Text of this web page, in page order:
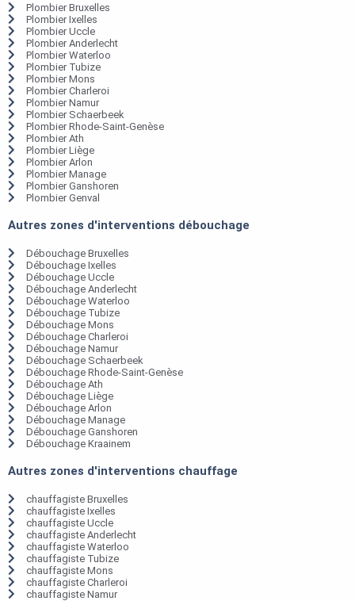
Plombier Bruxelles
Plombier Ixelles
Plombier Uccle
Plombier Anderlecht
Plombier Waterloo
Plombier Tubize
Plombier Mons
Plombier Charleroi
Plombier Namur
Plombier Schaerbeek
Plombier Rhode-Saint-Genèse
Plombier Ath
Plombier Liège
Plombier Arlon
Plombier Manage
Plombier Ganshoren
Plombier Genval
Autres zones d'interventions débouchage
Débouchage Bruxelles
Débouchage Ixelles
Débouchage Uccle
Débouchage Anderlecht
Débouchage Waterloo
Débouchage Tubize
Débouchage Mons
Débouchage Charleroi
Débouchage Namur
Débouchage Schaerbeek
Débouchage Rhode-Saint-Genèse
Débouchage Ath
Débouchage Liège
Débouchage Arlon
Débouchage Manage
Débouchage Ganshoren
Débouchage Kraainem
Autres zones d'interventions chauffage
chauffagiste Bruxelles
chauffagiste Ixelles
chauffagiste Uccle
chauffagiste Anderlecht
chauffagiste Waterloo
chauffagiste Tubize
chauffagiste Mons
chauffagiste Charleroi
chauffagiste Namur